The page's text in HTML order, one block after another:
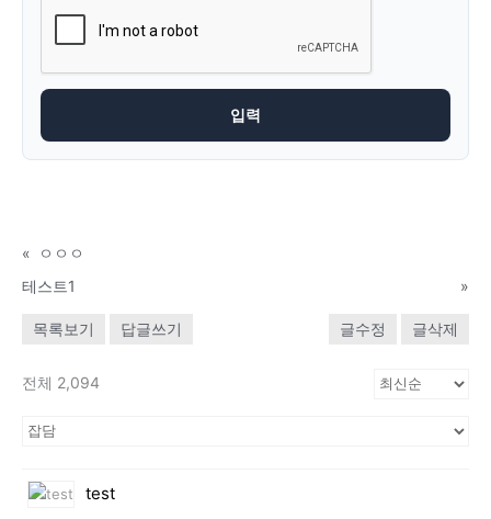
«
ㅇㅇㅇ
테스트1
»
목록보기 답글쓰기 글수정 글삭제
전체 2,094
test